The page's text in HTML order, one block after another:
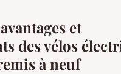
et
des vélos
à neuf